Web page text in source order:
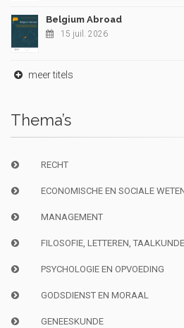
Belgium Abroad
15 juil. 2026
meer titels
Thema’s
RECHT
ECONOMISCHE EN SOCIALE
MANAGEMENT
FILOSOFIE, LETTEREN,
PSYCHOLOGIE EN OPVOEDING
GODSDIENST EN MORAAL
GENEESKUNDE